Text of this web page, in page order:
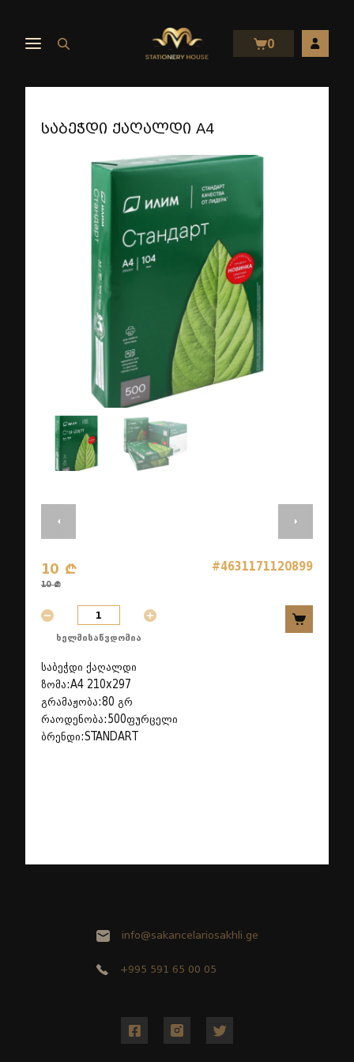
0
საბეჭდი ქაღალდი A4
#4631171120899
10 ₾
10 ₾
ხელმისაწვდომია
საბეჭდი ქაღალდი
ზომა:A4 210x297
გრამაჟობა:80 გრ
რაოდენობა:500ფურცელი
ბრენდი:STANDART
info@sakancelariosakhli.ge
+995 591 65 00 05